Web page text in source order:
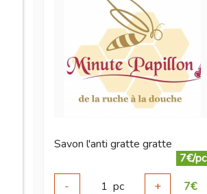
Savon l'anti gratte gratte
7€/pc
-
1 pc + 7€